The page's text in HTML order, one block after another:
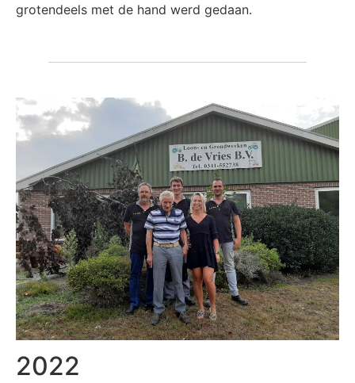
grotendeels met de hand werd gedaan.
2022